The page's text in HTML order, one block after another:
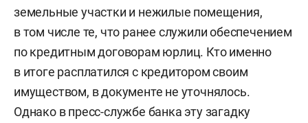
земельные участки и нежилые помещения,
в том числе те, что ранее служили обеспечением
по кредитным договорам юрлиц. Кто именно
в итоге расплатился с кредитором своим
имуществом, в документе не уточнялось.
Однако в пресс-службе банка эту загадку